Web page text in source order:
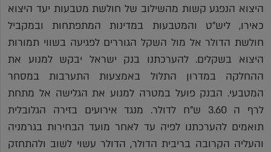
היצוא הנפגע קשות מהשילוב של חולשת מטבעות יעד היצוא
כאירו, ליש"ט והמטבעות במדינות המתפתחות ובמקביל
חולשת הדולר אל מול השקל הגוררים לפגיעה בשווי תמורות
היצוא בשקלים. להערכתנו בנק ישראל יבקש למנוע את
ההחלקה במדרון התלול באמצעות התערבות במסחר
המטבעי. הבנק פועל במטרה למנוע את הגלישה אל מתחת
לרף ה 3.60 ש"ח לדולר. מנגד אירועים בזירה הגלובלית
תואמים להערכתנו לפיה עד לאחר מועד הבחירות בגרמניה
והעליה הקרובה בריבית הדולר, הדולר עשוי לשוב ולהתחזק